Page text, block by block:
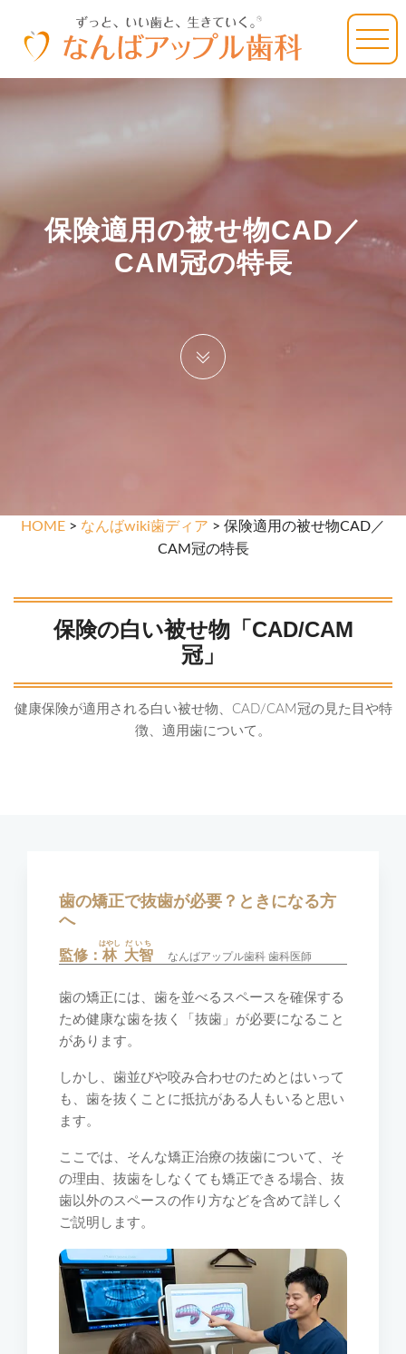
保険適用の被せ物CAD／
CAM冠の特長
HOME > なんばwiki歯ディア > 保険適用の被せ物CAD／
CAM冠の特長
保険の白い被せ物「CAD/CAM
冠」
健康保険が適用される白い被せ物、CAD/CAM冠の見た目や特
徴、適用歯について。
歯の矯正で抜歯が必要？ときになる方
へ
監修： 林
はやし
大智
だいち
なんばアップル歯科 歯科医師
歯の矯正には、歯を並べるスペースを確保する
ため健康な歯を抜く「抜歯」が必要になること
があります。
しかし、歯並びや咬み合わせのためとはいって
も、歯を抜くことに抵抗がある人もいると思い
ます。
ここでは、そんな矯正治療の抜歯について、そ
の理由、抜歯をしなくても矯正できる場合、抜
歯以外のスペースの作り方などを含めて詳しく
ご説明します。